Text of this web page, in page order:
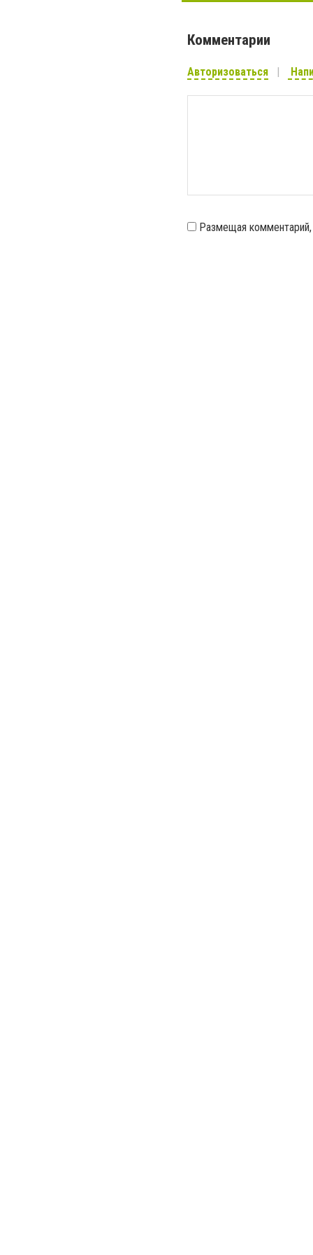
Комментарии
Авторизоваться
Размещая